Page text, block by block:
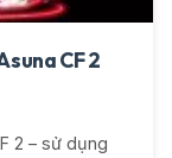
CF 2
2 – sử dụng